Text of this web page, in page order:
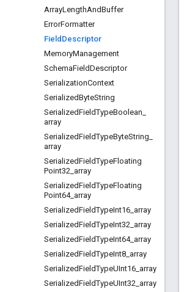
ArrayLengthAndBuffer
ErrorFormatter
Field Descriptor
MemoryManagement
SchemaFieldDescriptor
SerializationContext
SerializedByteString
SerializedFieldTypeBoolean
array
SerializedFieldTypeByteString
array
SerializedFieldTypeFloating
Point32 array
SerializedFieldTypeFloating
Point64_ array
SerializedFieldTypeInt16 array
SerializedFieldTypeInt32 array
SerializedFieldTypeInt64_ array
SerializedFieldTypeInt8 array
SerializedFieldTypeUInt16 array
SerializedFieldTypeUInt32 array